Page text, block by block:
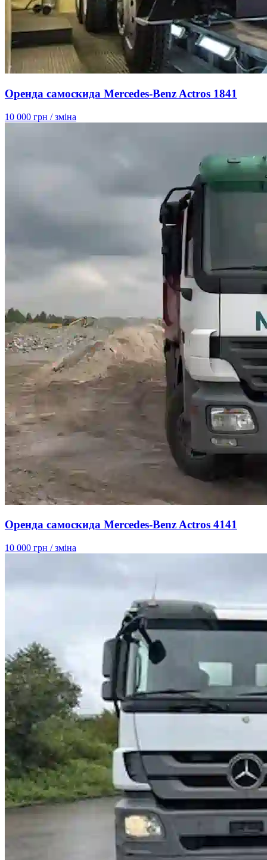
Оренда самоскида Mercedes-Benz Actros 1841
10 000 грн / зміна
Оренда самоскида Mercedes-Benz Actros 4141
10 000 грн / зміна